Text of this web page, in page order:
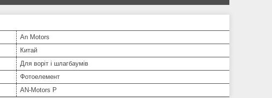
An Motors
Китай
Для воріт і шлагбаумів
Фотоелемент
AN-Motors P